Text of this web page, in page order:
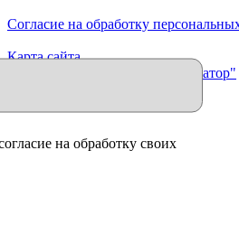
Согласие на обработку
Карта сайта
Продвижение сайта "Иллюминатор"
на обработку своих